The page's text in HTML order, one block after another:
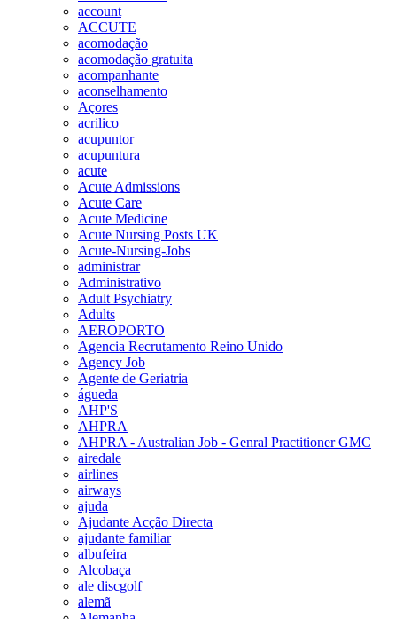
account
ACCUTE
acomodação
acomodação gratuita
acompanhante
aconselhamento
Açores
acrilico
acupuntor
acupuntura
acute
Acute Admissions
Acute Care
Acute Medicine
Acute Nursing Posts UK
Acute-Nursing-Jobs
administrar
Administrativo
Adult Psychiatry
Adults
AEROPORTO
Agencia Recrutamento Reino Unido
Agency Job
Agente de Geriatria
águeda
AHP'S
AHPRA
AHPRA - Australian Job - Genral Practitioner GMC
airedale
airlines
airways
ajuda
Ajudante Acção Directa
ajudante familiar
albufeira
Alcobaça
ale discgolf
alemã